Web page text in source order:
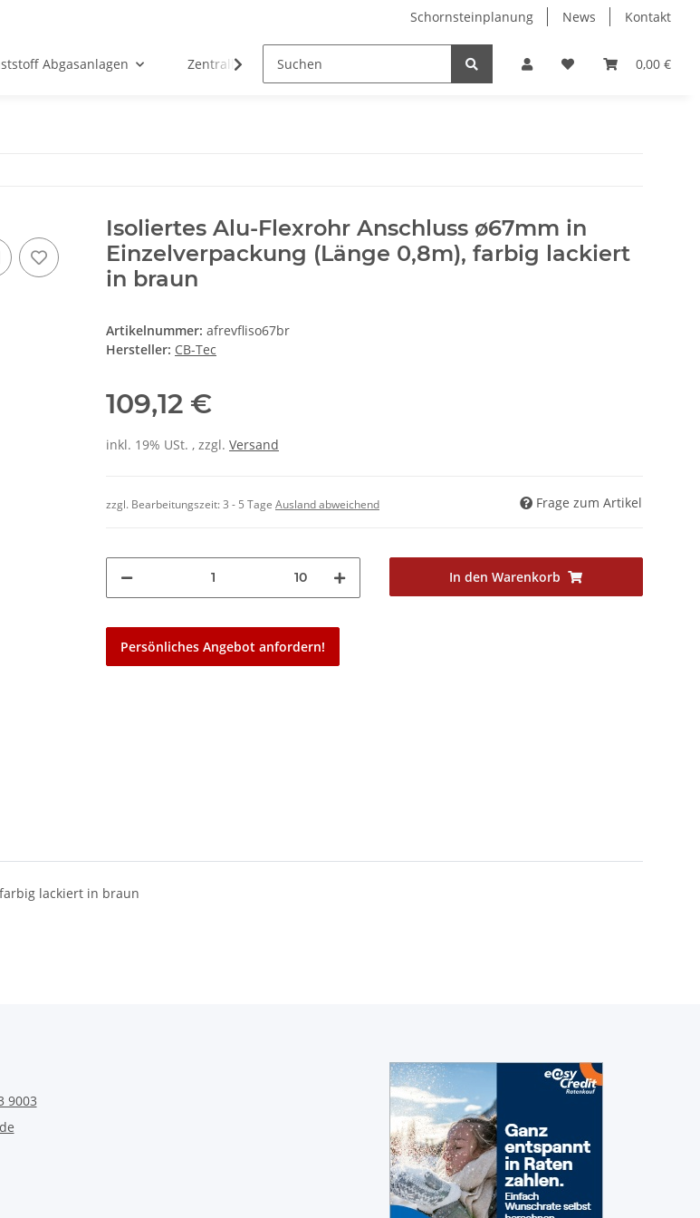
Schornsteinplanung News Kontakt
0,00 €
Abgasanlagen Zentralheizungen
Isoliertes Alu-Flexrohr Anschluss ø67mm in
Einzelverpackung (Länge 0,8m), farbig lackiert
in braun
Artikelnummer: afrevfliso67br
Hersteller: CB-Tec
109,12 €
inkl. 19% USt. , zzgl. Versand
zzgl. Bearbeitungszeit:3 - 5 Tage Ausland abweichend Frage zum Artikel
10 In den Warenkorb
Persönliches Angebot anfordern!
lackiert in braun
9003